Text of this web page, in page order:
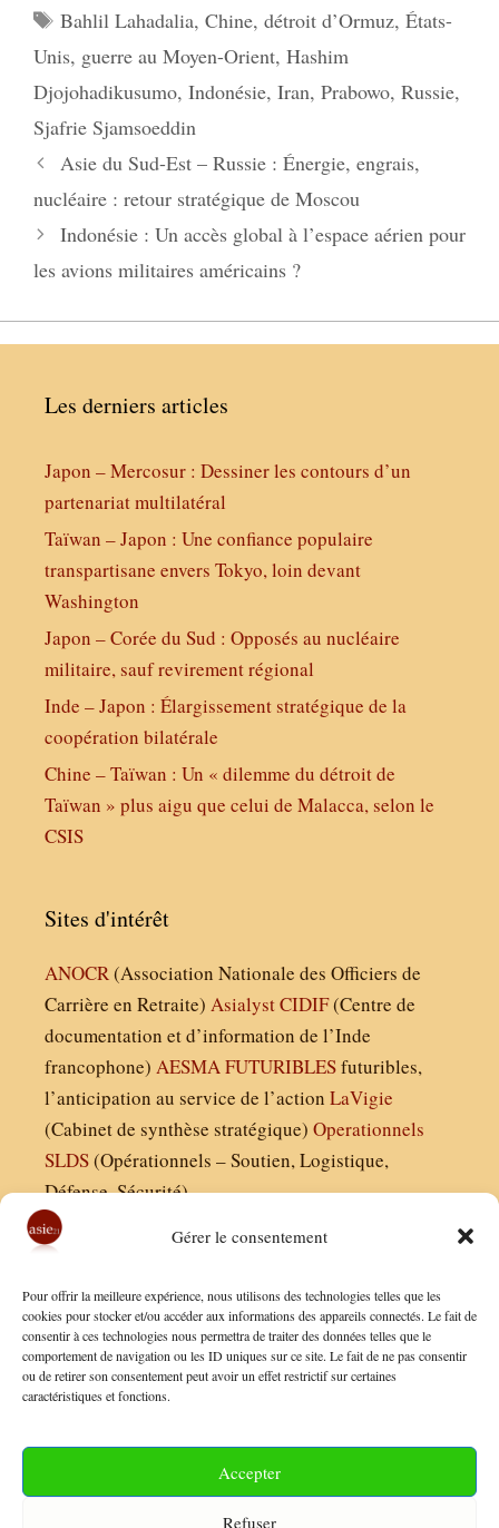
Gérer le consentement
Pour offrir la meilleure expérience, nous utilisons des technologies telles que les
cookies pour stocker et/ou accéder aux informations des appareils connectés. Le fait de
consentir à ces technologies nous permettra de traiter des données telles que le
comportement de navigation ou les ID uniques sur ce site. Le fait de ne pas consentir
ou de retirer son consentement peut avoir un effet restrictif sur certaines
caractéristiques et fonctions.
Accepter
Refuser
Étiquettes
Bahlil Lahadalia, Chine, détroit d’Ormuz, États-
Unis, guerre au Moyen-Orient, Hashim
Djojohadikusumo, Indonésie, Iran, Prabowo, Russie,
Sjafrie Sjamsoeddin
Asie du Sud-Est – Russie : Énergie, engrais,
nucléaire : retour stratégique de Moscou
Indonésie : Un accès global à l’espace aérien pour
les avions militaires américains ?
Les derniers articles
Japon – Mercosur : Dessiner les contours d’un
partenariat multilatéral
Taïwan – Japon : Une confiance populaire
transpartisane envers Tokyo, loin devant
Washington
Japon – Corée du Sud : Opposés au nucléaire
militaire, sauf revirement régional
Inde – Japon : Élargissement stratégique de la
coopération bilatérale
Chine – Taïwan : Un « dilemme du détroit de
Taïwan » plus aigu que celui de Malacca, selon le
CSIS
Sites d'intérêt
ANOCR(Association Nationale des Officiers de
Carrière en Retraite) AsialystCIDIF(Centre de
documentation et d’information de l’Inde
francophone) AESMAFUTURIBLESfuturibles,
l’anticipation au service de l’action LaVigie
(Cabinet de synthèse stratégique) Operationnels
SLDS(Opérationnels – Soutien, Logistique,
Défense, Sécurité)
Finaldées EURL
Siège social : 13 avenue Boudon, 75016, Paris
Nous contacter
Conditions Générales de Vente
Politique de Confidentialité